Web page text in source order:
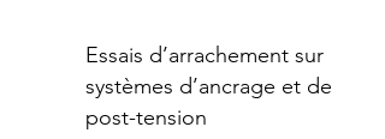
Essais d’arrachement sur
systèmes d’ancrage et de
post-tension